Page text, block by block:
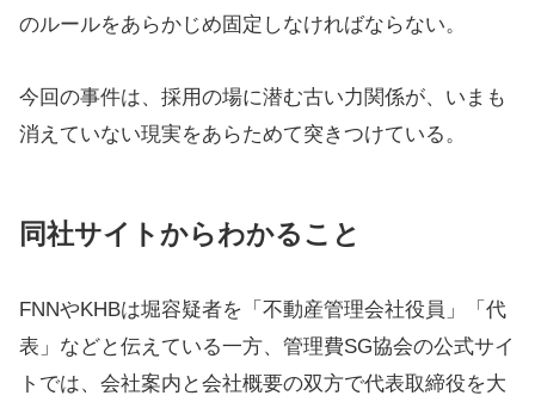
のルールをあらかじめ固定しなければならない。
今回の事件は、採用の場に潜む古い力関係が、いまも
消えていない現実をあらためて突きつけている。
同社サイトからわかること
FNNやKHBは堀容疑者を「不動産管理会社役員」「代
表」などと伝えている一方、管理費SG協会の公式サイ
トでは、会社案内と会社概要の双方で代表取締役を大